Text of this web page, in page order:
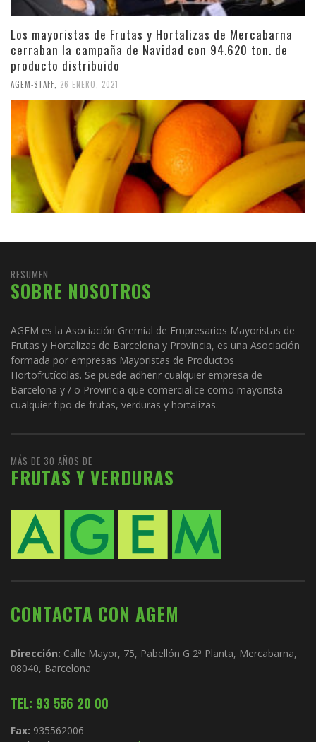
Los mayoristas de Frutas y Hortalizas de Mercabarna
cerraban la campaña de Navidad con 94.620 ton. de
producto distribuido
AGEM-STAFF, 26 ENERO, 2021
RESUMEN
SOBRE NOSOTROS
AGEM es la Asociación Gremial de Empresarios Mayoristas de
Frutas y Hortalizas de Barcelona y Provincia, es una Asociación
formada por empresas Mayoristas de Productos
Hortofrutícolas. Se puede adherir cualquier empresa de
Barcelona y / o Provincia que comercialice como mayorista
cualquier tipo de frutas, verduras y hortalizas.
MÁS DE 30 AÑOS DE
FRUTAS Y VERDURAS
CONTACTA CON AGEM
Dirección: Calle Mayor, 75, Pabellón G 2ª Planta, Mercabarna,
08040, Barcelona
TEL: 93 556 20 00
Fax: 935562006